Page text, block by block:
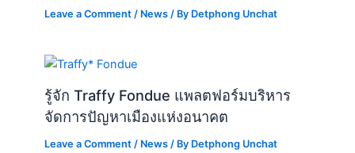
Leave a Comment / News / By Detphong Unchat
รู้จัก Traffy Fondue แพลตฟอร์มบริหาร
จัดการปัญหาเมืองแห่งอนาคต
Leave a Comment / News / By Detphong Unchat